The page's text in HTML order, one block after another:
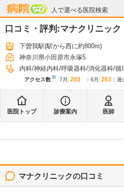
人で選べる医院検索
病院なび
口コミ・評判:マナクリニック
下曽我駅(駅から西に約800m)
神奈川県小田原市永塚5
内科 神経内科 呼吸器科 消化器科 循
アクセス数※ 7月 : 283 6月 : 263 過
医院トップ 診療案内 医師
マナクリニックの口コミ